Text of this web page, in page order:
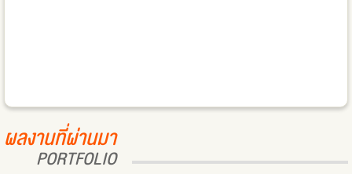
ผลงานที่ผ่านมา
PORTFOLIO